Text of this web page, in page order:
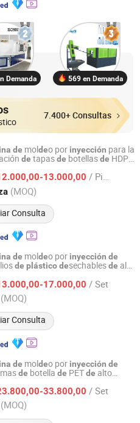
Demanda 569 en Demanda
7.400+ Consultas
de moldeo por inyección para la
de tapasde botellasde HDPE
13.000,00 / Pieza
(MOQ)
Consulta
Co., Ltd.
2021
de moldeo por inyección de
de plásticodesechablesde alta
17.000,00 / Set
(MOQ)
Consulta
Co., Ltd.
Desde 2024
de moldeo por inyección de
de botella de PETde alto
33.800,00 / Set
(MOQ)
Co., Ltd.
2017